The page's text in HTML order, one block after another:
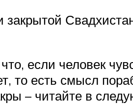
если человек
то есть смысл
– читайте в